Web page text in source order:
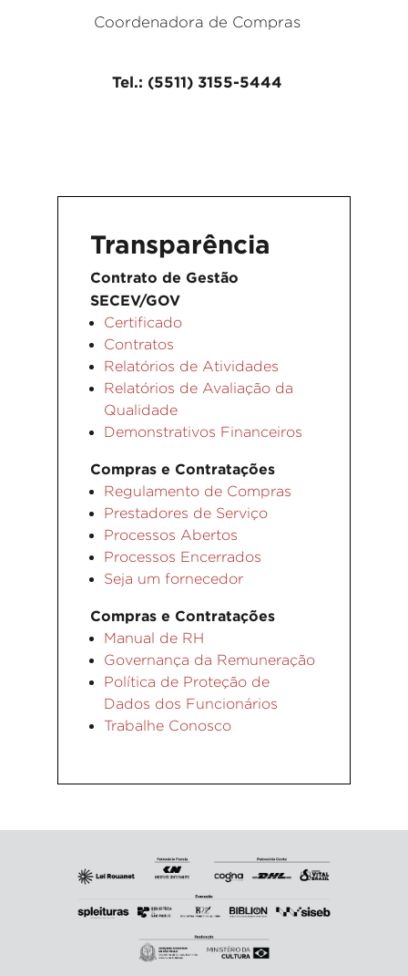
Coordenadora de Compras
Tel.: (5511) 3155-5444
Transparência
Contrato de Gestão
SECEV/GOV
Certificado
Contratos
Relatórios de Atividades
Relatórios de Avaliação da
Qualidade
Demonstrativos Financeiros
Compras e Contratações
Regulamento de Compras
Prestadores de Serviço
Processos Abertos
Processos Encerrados
Seja um fornecedor
Compras e Contratações
Manual de RH
Governança da Remuneração
Política de Proteção de
Dados dos Funcionários
Trabalhe Conosco